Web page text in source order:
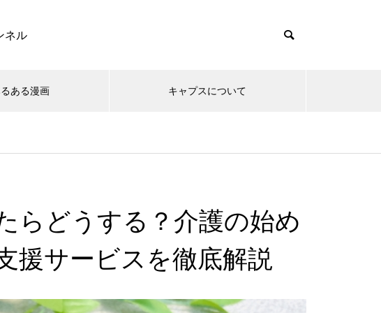
ネル
ある漫画 キャプスについて
らどうする？介護の始め
援サービスを徹底解説